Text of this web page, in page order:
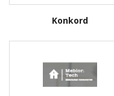
Konkord